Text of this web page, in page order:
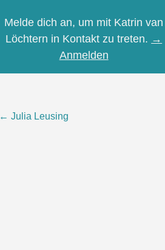
Melde dich an, um mit Katrin van
Löchtern in Kontakt zu treten. →
Anmelden
Post
← Julia Leusing